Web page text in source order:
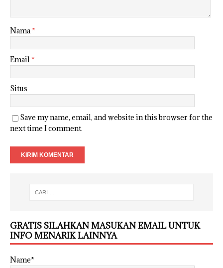
Nama*
Email *
Situs
Save my name, email, and website in this browser for the
next time I comment.
GRATIS SILAHKAN MASUKAN EMAIL UNTUK
INFO MENARIK LAINNYA
Name*